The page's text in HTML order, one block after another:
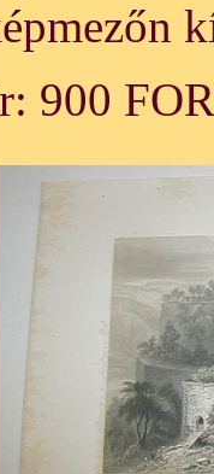
900